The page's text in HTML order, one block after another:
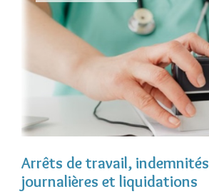
Arrêts de travail, indemnités
journalières et liquidations